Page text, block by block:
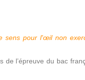
sens pour l'œil non
l’épreuve du bac